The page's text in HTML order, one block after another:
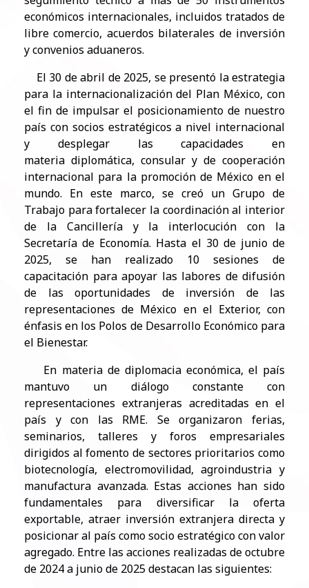
económicos internacionales, incluidos tratados de
libre comercio, acuerdos bilaterales de inversión
yconvenios aduaneros.
El 30 de abril de 2025, se presentó la estrategia
para la internacionalización del Plan México, con
el fin de impulsar el posicionamiento de nuestro
país con socios estratégicos a nivel internacional
y desplegar las capacidades en
materia diplomática, consular y de cooperación
internacional para la promoción de México en el
mundo. En este marco, se creó un Grupo de
Trabajo para fortalecer la coordinación al interior
de la Cancillería y la interlocución con la
Secretaría de Economía. Hasta el 30 de junio de
2025, se han realizado 10 sesiones de
capacitación para apoyar las labores de difusión
de las oportunidades de inversión de las
representaciones de México en el Exterior, con
énfasis en los Polos de Desarrollo Económico para
el Bienestar.
En materia de diplomacia económica, el país
mantuvo un diálogo constante con
representaciones extranjeras acreditadas en el
país y con las RME. Se organizaron ferias,
seminarios, talleres y foros empresariales
dirigidos al fomento de sectores prioritarios como
biotecnología, electromovilidad, agroindustria y
manufactura avanzada. Estas acciones han sido
fundamentales para diversificar la oferta
exportable, atraer inversión extranjera directa y
posicionar al país como socioestratégico con valor
agregado. Entre las acciones realizadas de octubre
de 2024 a junio de 2025 destacan las siguientes: